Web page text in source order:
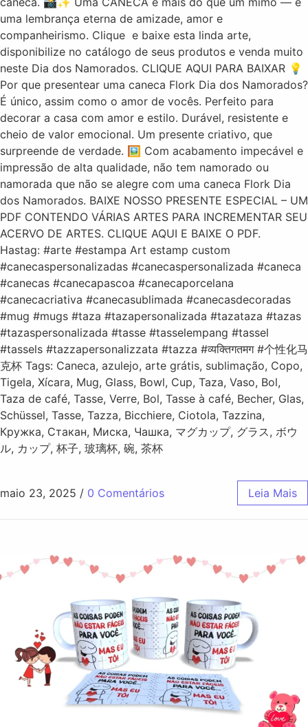
uma lembrança eterna de amizade, amor e
companheirismo. Clique e baixe esta linda arte,
disponibilize no catálogo de seus produtos e venda muito
neste Dia dos Namorados. CLIQUE AQUI PARA BAIXAR 💡
Por que presentear uma caneca Flork Dia dos Namorados?
É único, assim como o amor de vocês. Perfeito para
decorar a casa com amor e estilo. Durável, resistente e
cheio de valor emocional. Um presente criativo, que
surpreende de verdade. 🖼️ Com acabamento impecável e
impressão de alta qualidade, não tem namorado ou
namorada que não se alegre com uma caneca Flork Dia
dos Namorados. BAIXE NOSSO PRESENTE ESPECIAL – UM
PDF CONTENDO VÁRIAS ARTES PARA INCREMENTAR SEU
ACERVO DE ARTES. CLIQUE AQUI E BAIXE O PDF.
Hastag: #arte #estampa Art estamp custom
#canecaspersonalizadas #canecaspersonalizada #caneca
#canecas #canecapascoa #canecaporcelana
#canecacriativa #canecasublimada #canecasdecoradas
#mug #mugs #taza #tazapersonalizada #tazataza #tazas
#tazaspersonalizada #tasse #tasselempang #tassel
#tassels #tazzapersonalizzata #tazza #व्यक्तिगतमग #个性化马
克杯 Tags: Caneca, azulejo, arte grátis, sublimação, Copo,
Tigela, Xícara, Mug, Glass, Bowl, Cup, Taza, Vaso, Bol,
Taza de café, Tasse, Verre, Bol, Tasse à café, Becher, Glas,
Schüssel, Tasse, Tazza, Bicchiere, Ciotola, Tazzina,
Кружка, Стакан, Миска, Чашка, マグカップ, グラス, ボウ
ル, カップ, 杯子, 玻璃杯, 碗, 茶杯
maio 23, 2025 / 0 Comentários Leia Mais